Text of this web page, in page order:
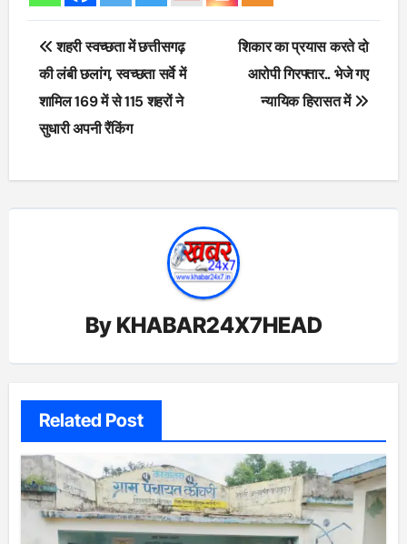
Post
navigation
शहरी स्वच्छता में छत्तीसगढ़
की लंबी छलांग, स्वच्छता सर्वे में
शामिल 169 में से 115 शहरों ने
सुधारी अपनी रैंकिंग
शिकार का प्रयास करते दो
आरोपी गिरफ्तार.. भेजे गए
न्यायिक हिरासत में
By KHABAR24X7HEAD
Related Post